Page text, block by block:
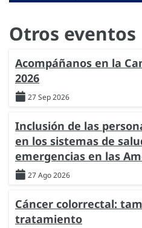
Otros eventos
Acompáñanos en la
2026
27 Sep 2026
Inclusión de las
en los sistemas de
emergencias en las
27 Ago 2026
Cáncer colorrectal:
tratamiento